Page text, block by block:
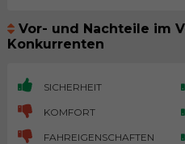
Vor- und Nachteile im
Konkurrenten
SICHERHEIT
KOMFORT
FAHREIGENSCHAFTEN